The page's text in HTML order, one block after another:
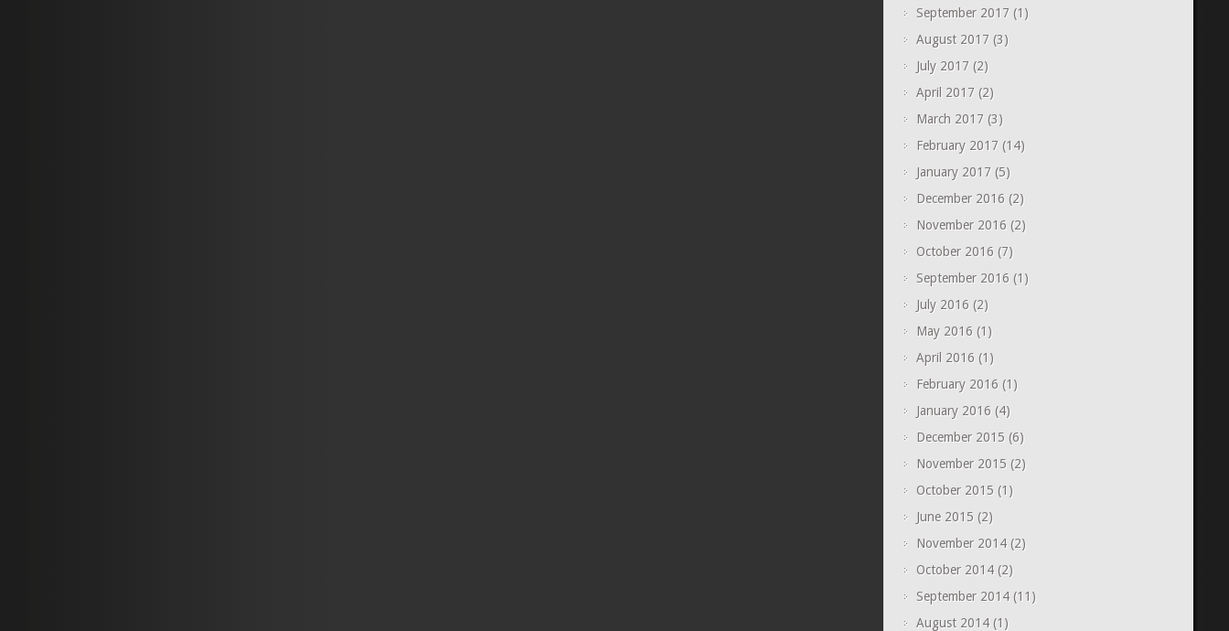
September 2017(1)
August 2017(3)
July 2017(2)
April 2017(2)
March 2017(3)
February 2017(14)
January 2017(5)
December 2016(2)
November 2016(2)
October 2016(7)
September 2016(1)
July 2016(2)
May 2016(1)
April 2016(1)
February 2016(1)
January 2016(4)
December 2015(6)
November 2015(2)
October 2015(1)
June 2015(2)
November 2014(2)
October 2014(2)
September 2014(11)
August 2014(1)